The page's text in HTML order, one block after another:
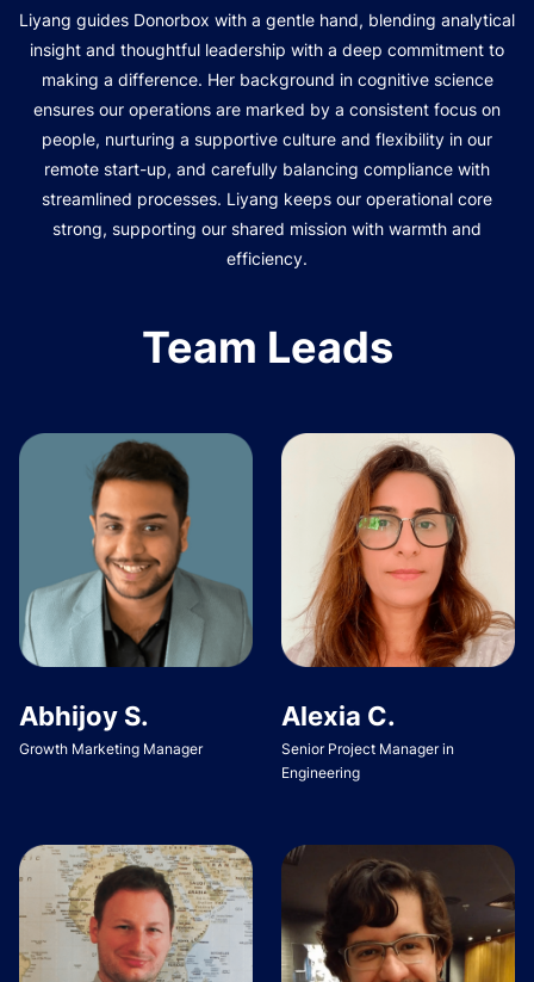
Liyang guides Donorbox with a gentle hand, blending analytical
insight and thoughtful leadership with a deep commitment to
making a difference. Her background in cognitive science
ensures our operations are marked by a consistent focus on
people, nurturing a supportive culture and flexibility in our
remote start-up, and carefully balancing compliance with
streamlined processes. Liyang keeps our operational core
strong, supporting our shared mission with warmth and
efficiency.
Team Leads
Abhijoy S.
Growth Marketing Manager
Alexia C.
Senior Project Manager in
Engineering